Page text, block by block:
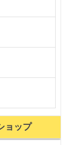
ョップ